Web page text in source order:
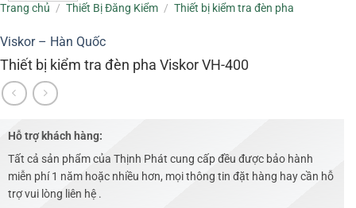
Trang chủ / Thiết Bị Đăng Kiểm / Thiết bị kiểm tra đèn pha
Viskor – Hàn Quốc
Thiết bị kiểm tra đèn pha Viskor VH-400
Hỗ trợ khách hàng:
Tất cả sản phẩm của Thịnh Phát cung cấp đều được bảo hành
miễn phí 1 năm hoặc nhiều hơn, mọi thông tin đặt hàng hay cần hỗ
trợ vui lòng liên hệ .